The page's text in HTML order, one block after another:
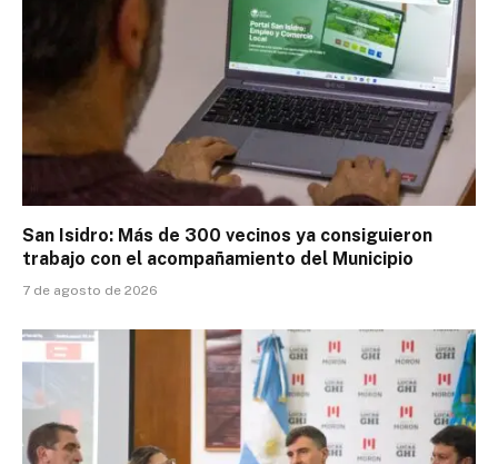
San Isidro: Más de 300 vecinos ya consiguieron
trabajo con el acompañamiento del Municipio
7 de agosto de 2026